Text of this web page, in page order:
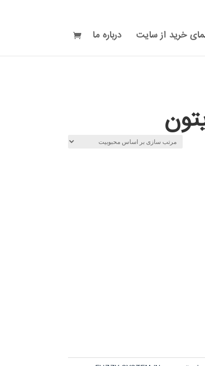
خرید از سایت درباره ما